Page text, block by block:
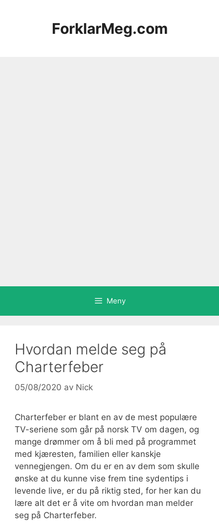
ForklarMeg.com
Meny
Hvordan melde seg på
Charterfeber
05/08/2020 av Nick
Charterfeber er blant en av de mest populære
TV-seriene som går på norsk TV om dagen, og
mange drømmer om å bli med på programmet
med kjæresten, familien eller kanskje
vennegjengen. Om du er en av dem som skulle
ønske at du kunne vise frem tine sydentips i
levende live, er du på riktig sted, for her kan du
lære alt det er å vite om hvordan man melder
seg på Charterfeber.